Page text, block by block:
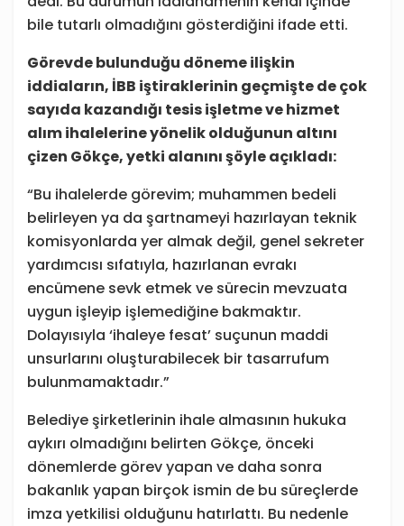
bile tutarlı olmadığını gösterdiğini ifade etti.
Görevde bulunduğu döneme ilişkin
iddiaların, İBB iştiraklerinin geçmişte de çok
sayıda kazandığı tesis işletme ve hizmet
alım ihalelerine yönelik olduğunun altını
çizen Gökçe, yetki alanını şöyle açıkladı:
“Bu ihalelerde görevim; muhammen bedeli
belirleyen ya da şartnameyi hazırlayan teknik
komisyonlarda yer almak değil, genel sekreter
yardımcısı sıfatıyla, hazırlanan evrakı
encümene sevk etmek ve sürecin mevzuata
uygun işleyip işlemediğine bakmaktır.
Dolayısıyla ‘ihaleye fesat’ suçunun maddi
unsurlarını oluşturabilecek bir tasarrufum
bulunmamaktadır.”
Belediye şirketlerinin ihale almasının hukuka
aykırı olmadığını belirten Gökçe, önceki
dönemlerde görev yapan ve daha sonra
bakanlık yapan birçok ismin de bu süreçlerde
imza yetkilisi olduğunu hatırlattı. Bu nedenle